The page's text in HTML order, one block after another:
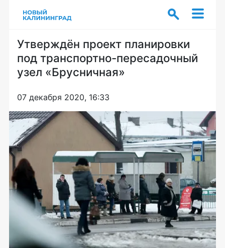
Утверждён проект планировки
под транспортно-пересадочный
узел «Брусничная»
07 декабря 2020, 16:33